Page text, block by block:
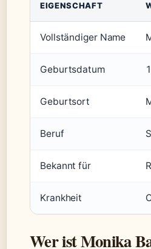
EIGENSCHAFT
Vollständiger Name
Geburtsdatum
Geburtsort
Beruf
Bekannt für
Krankheit
Wer ist Monika